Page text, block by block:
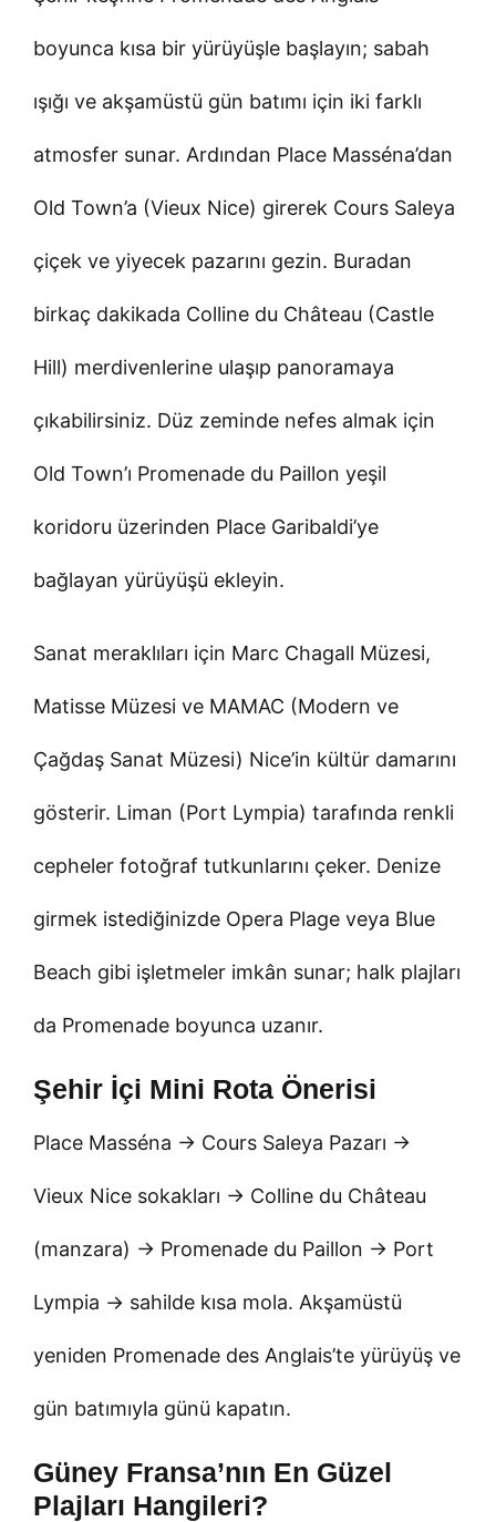
boyunca kısa bir yürüyüşle başlayın; sabah
ışığı ve akşamüstü gün batımı için iki farklı
atmosfer sunar. Ardından Place Masséna’dan
Old Town’a (Vieux Nice) girerek Cours Saleya
çiçek ve yiyecek pazarını gezin. Buradan
birkaç dakikada Colline du Château (Castle
Hill) merdivenlerine ulaşıp panoramaya
çıkabilirsiniz. Düz zeminde nefes almak için
Old Town’ı Promenade du Paillon yeşil
koridoru üzerinden Place Garibaldi’ye
bağlayan yürüyüşü ekleyin.
Sanat meraklıları için Marc Chagall Müzesi,
Matisse Müzesi ve MAMAC (Modern ve
Çağdaş Sanat Müzesi) Nice’in kültür damarını
gösterir. Liman (Port Lympia) tarafında renkli
cepheler fotoğraf tutkunlarını çeker. Denize
girmek istediğinizde Opera Plage veya Blue
Beach gibi işletmeler imkân sunar; halk plajları
da Promenade boyunca uzanır.
Şehir İçi Mini Rota Önerisi
Place Masséna → Cours Saleya Pazarı →
Vieux Nice sokakları → Colline du Château
(manzara) → Promenade du Paillon → Port
Lympia → sahilde kısa mola. Akşamüstü
yeniden Promenade des Anglais’te yürüyüş ve
gün batımıyla günü kapatın.
Güney Fransa’nın En Güzel
Plajları Hangileri?